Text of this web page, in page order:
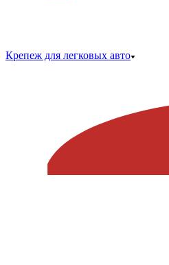
Крепеж для легковых авто